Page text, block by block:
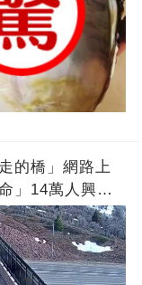
的橋」網路上
」14萬人興奮